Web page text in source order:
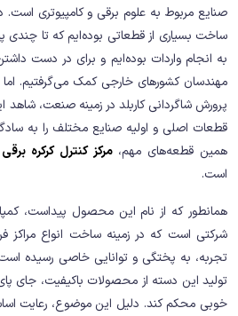
صنایع مربوط به علوم برقی و کامپیوتری
ساخت بسیاری از قطعاتی بوده‌ایم که تا چندی
به انجام واردات بوده‌ایم و برای در دست
مهندسان کشورهای خارجی کمک می‌گرفتیم.
پرورش شاگردانی کاربلد در زمینه صنعت،
قطعات اصلی و اولیه صنایع مختلف را به
همین قطعه‌های مهم،مرکز کنترل کرکره
است.
همانطور که از نام این محصول پیداست،
شرکتی است که در زمینه ساخت انواع مراکز
تجربه، به پختگی و توانایی خاصی رسیده است.
تولید این دسته از محصولات باکیفیت، جای پای
خوبی محکم کند. دلیل این موضوع، رعایت